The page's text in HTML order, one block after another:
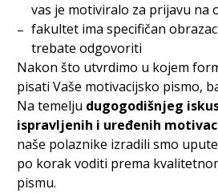
vas je motiviralo za prijavu na
fakultet ima specifičan
trebate odgovoriti
Nakon što utvrdimo u kojem
pisati Vaše motivacijsko pismo,
Na temelju dugogodišnjeg
ispravljenih i uređenih
naše polaznike izradili smo
po korak voditi prema
pismu.